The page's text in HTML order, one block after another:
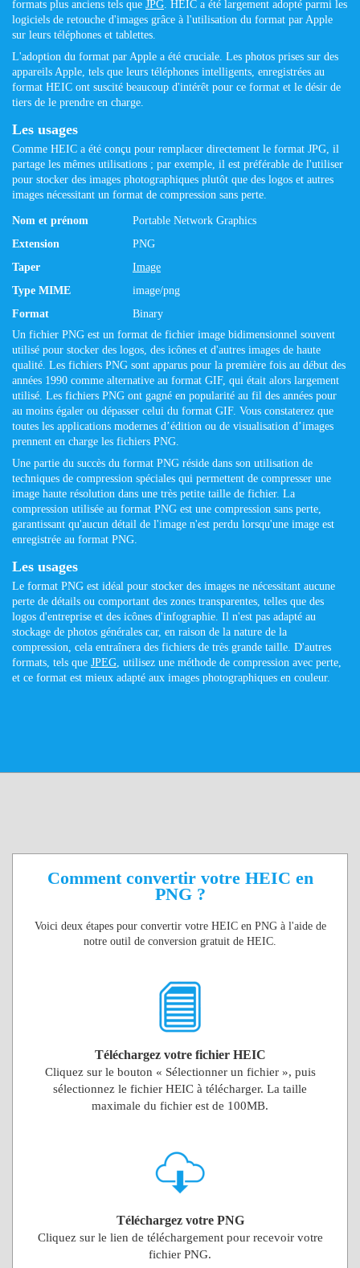
formats plus anciens tels que JPG. HEIC a été largement adopté parmi les
logiciels de retouche d'images grâce à l'utilisation du format par Apple
sur leurs téléphones et tablettes.
L'adoption du format par Apple a été cruciale. Les photos prises sur des
appareils Apple, tels que leurs téléphones intelligents, enregistrées au
format HEIC ont suscité beaucoup d'intérêt pour ce format et le désir de
tiers de le prendre en charge.
Les usages
Comme HEIC a été conçu pour remplacer directement le format JPG, il
partage les mêmes utilisations ; par exemple, il est préférable de l'utiliser
pour stocker des images photographiques plutôt que des logos et autres
images nécessitant un format de compression sans perte.
Nom et prénom
Portable Network Graphics
Extension
PNG
Taper
Image
Type MIME
image/png
Format
Binary
Un fichier PNG est un format de fichier image bidimensionnel souvent
utilisé pour stocker des logos, des icônes et d'autres images de haute
qualité. Les fichiers PNG sont apparus pour la première fois au début des
années 1990 comme alternative au format GIF, qui était alors largement
utilisé. Les fichiers PNG ont gagné en popularité au fil des années pour
au moins égaler ou dépasser celui du format GIF. Vous constaterez que
toutes les applications modernes d’édition ou de visualisation d’images
prennent en charge les fichiers PNG.
Une partie du succès du format PNG réside dans son utilisation de
techniques de compression spéciales qui permettent de compresser une
image haute résolution dans une très petite taille de fichier. La
compression utilisée au format PNG est une compression sans perte,
garantissant qu'aucun détail de l'image n'est perdu lorsqu'une image est
enregistrée au format PNG.
Les usages
Le format PNG est idéal pour stocker des images ne nécessitant aucune
perte de détails ou comportant des zones transparentes, telles que des
logos d'entreprise et des icônes d'infographie. Il n'est pas adapté au
stockage de photos générales car, en raison de la nature de la
compression, cela entraînera des fichiers de très grande taille. D'autres
formats, tels que JPEG, utilisez une méthode de compression avec perte,
et ce format est mieux adapté aux images photographiques en couleur.
Comment convertir votre HEIC en
PNG ?
Voici deux étapes pour convertir votre HEIC en PNG à l'aide de
notre outil de conversion gratuit de HEIC.
Téléchargez votre fichier HEIC
Cliquez sur le bouton « Sélectionner un fichier », puis
sélectionnez le fichier HEIC à télécharger. La taille
maximale du fichier est de 100MB.
Téléchargez votre PNG
Cliquez sur le lien de téléchargement pour recevoir votre
fichier PNG.